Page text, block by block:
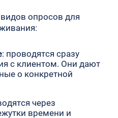
опросов для
: проводятся сразу
с клиентом. Они дают
о конкретной
через
времени и